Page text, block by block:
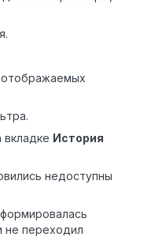
отображаемых
вкладке История
недоступны
не переходил